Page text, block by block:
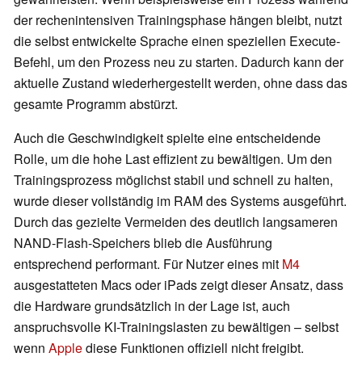
der rechenintensiven Trainingsphase hängen bleibt, nutzt
die selbst entwickelte Sprache einen speziellen Execute-
Befehl, um den Prozess neu zu starten. Dadurch kann der
aktuelle Zustand wiederhergestellt werden, ohne dass das
gesamte Programm abstürzt.
Auch die Geschwindigkeit spielte eine entscheidende
Rolle, um die hohe Last effizient zu bewältigen. Um den
Trainingsprozess möglichst stabil und schnell zu halten,
wurde dieser vollständig im RAM des Systems ausgeführt.
Durch das gezielte Vermeiden des deutlich langsameren
NAND-Flash-Speichers blieb die Ausführung
entsprechend performant. Für Nutzer eines mit M4
ausgestatteten Macs oder iPads zeigt dieser Ansatz, dass
die Hardware grundsätzlich in der Lage ist, auch
anspruchsvolle KI-Trainingslasten zu bewältigen – selbst
wenn Applediese Funktionen offiziell nicht freigibt.